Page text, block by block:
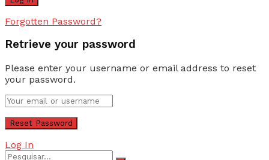
Forgotten Password?
Retrieve your password
Please enter your username or email address to reset
your password.
Log In